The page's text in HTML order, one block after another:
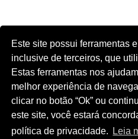
Este site possui ferramentas
inclusive de terceiros, que
Estas ferramentas nos
melhor experiência de
clicar no botão “Ok” ou
este site, você estará
política de privacidade.
Leia